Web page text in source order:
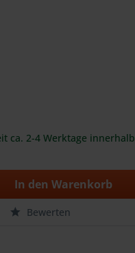
ca. 2-4 Werktage innerhalb
In den Warenkorb
Bewerten